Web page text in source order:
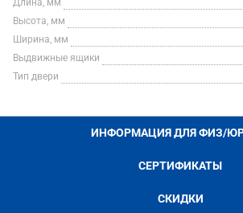
Длина, мм
Высота, мм
Ширина, мм
Выдвижные ящики
Тип двери
ИНФОРМАЦИЯ ДЛЯ ФИЗ/
СЕРТИФИКАТЫ
СКИДКИ